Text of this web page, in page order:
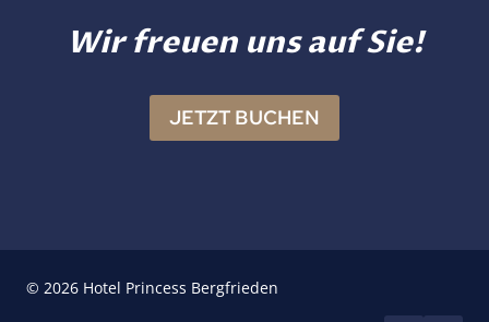
Wir freuen uns auf Sie!
JETZT BUCHEN
© 2026 Hotel Princess Bergfrieden